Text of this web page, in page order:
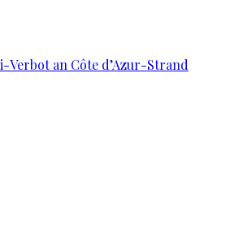
an Côte d’Azur-Strand